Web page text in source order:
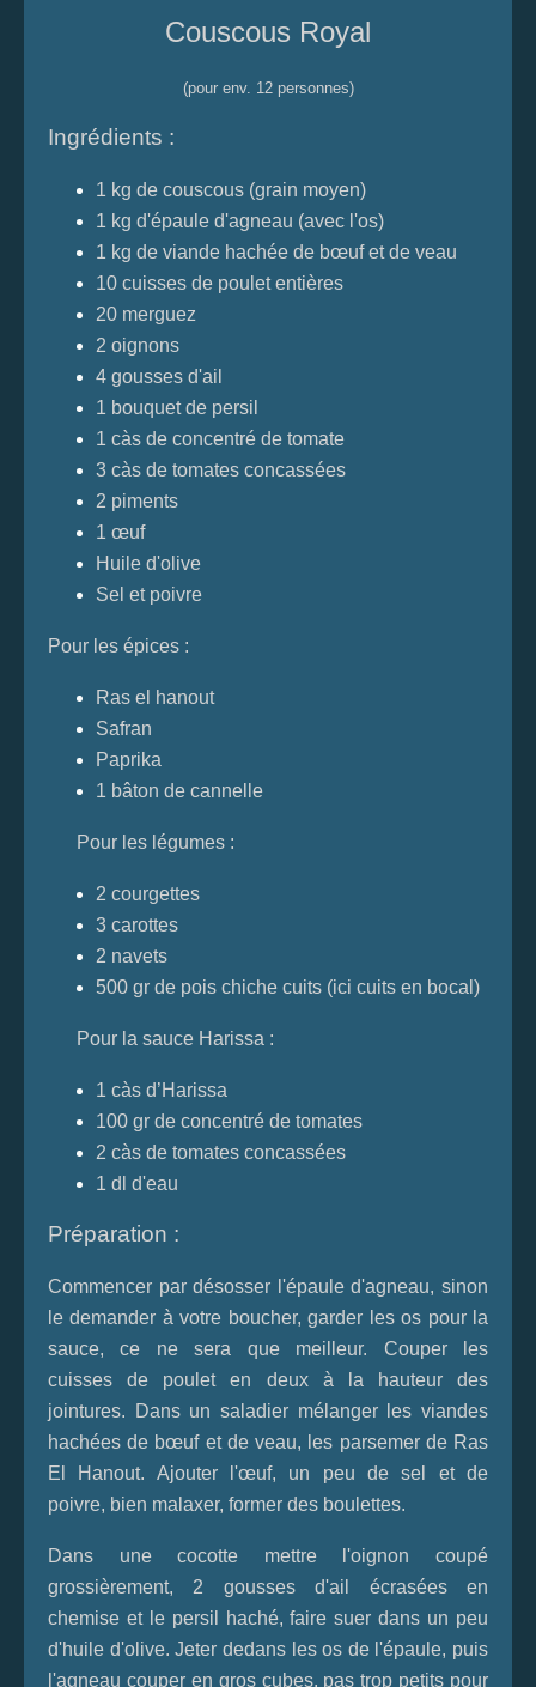
Couscous Royal
(pour env. 12 personnes)
Ingrédients :
1 kg de couscous (grain moyen)
1 kg d'épaule d'agneau (avec l'os)
1 kg de viande hachée de bœuf et de veau
10 cuisses de poulet entières
20 merguez
2 oignons
4 gousses d'ail
1 bouquet de persil
1 càs de concentré de tomate
3 càs de tomates concassées
2 piments
1 œuf
Huile d'olive
Sel et poivre
Pour les épices :
Ras el hanout
Safran
Paprika
1 bâton de cannelle
Pour les légumes :
2 courgettes
3 carottes
2 navets
500 gr de pois chiche cuits (ici cuits en bocal)
Pour la sauce Harissa :
1 càs d’Harissa
100 gr de concentré de tomates
2 càs de tomates concassées
1 dl d'eau
Préparation :
Commencer par désosser l'épaule d'agneau, sinon
le demander à votre boucher, garder les os pour la
sauce, ce ne sera que meilleur. Couper les
cuisses de poulet en deux à la hauteur des
jointures. Dans un saladier mélanger les viandes
hachées de bœuf et de veau, les parsemer de Ras
El Hanout. Ajouter l'œuf, un peu de sel et de
poivre, bien malaxer, former des boulettes.
Dans une cocotte mettre l'oignon coupé
grossièrement, 2 gousses d'ail écrasées en
chemise et le persil haché, faire suer dans un peu
d'huile d'olive. Jeter dedans les os de l'épaule, puis
l'agneau couper en gros cubes, pas trop petits pour